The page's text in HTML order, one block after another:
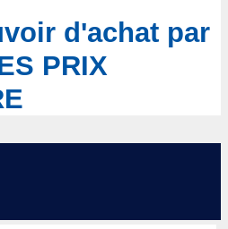
d'achat par
PRIX